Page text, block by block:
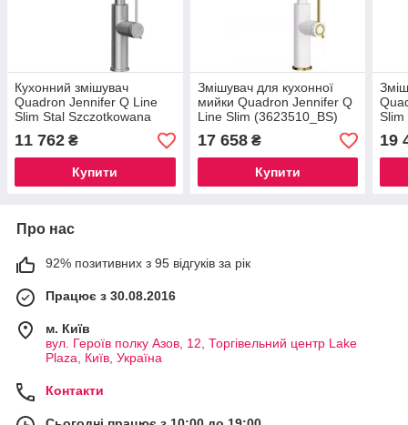
Кухонний змішувач
Quadron Jennifer Q Line
Slim Stal Szczotkowana
11 762 ₴
Купити
Змішувач для кухонної
мийки Quadron Jennifer Q
Line Slim (3623510_BS)
17 658₴
Купити
Slim
19
Про нас
92% позитивних з 95 відгуків за рік
Працює з 30.08.2016
м. Київ
вул. Героїв полку Азов, 12, Торгівельний центр Lake
Plaza, Київ, Україна
Контакти